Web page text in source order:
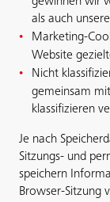
als auch
Marketing-
Website
Nicht
gemeinsam
klassifizieren
Je nach
Sitzungs- und
speichern
Browser-Sitzung